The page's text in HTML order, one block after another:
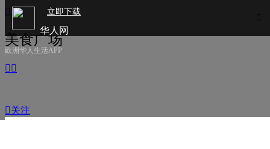

立即下载
华人网
欧洲华人生活APP
美食广场
 
 关注